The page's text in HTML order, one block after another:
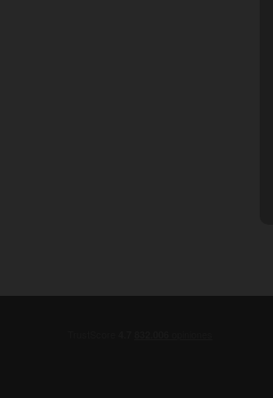
inciertos a la vez que
Apoya y amplía el